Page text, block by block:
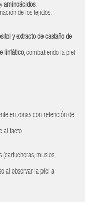
aminoácidos.
de los tejidos.
y extracto de castaño de
linfático, combatiendo la piel
en zonas con retención de
al tacto.
(cartucheras, muslos,
al observar la piel a